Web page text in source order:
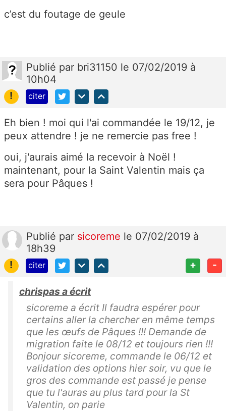
c’est du foutage de geule
Publié par bri31150 le 07/02/2019 à
10h04
!
citer
Eh bien ! moi qui l'ai commandée le 19/12, je
peux attendre ! je ne remercie pas free !
oui, j'aurais aimé la recevoir à Noël !
maintenant, pour la Saint Valentin mais ça
sera pour Pâques !
Publié par sicoreme le 07/02/2019 à
18h39
!
citer + -
chrispas a écrit
sicoreme a écrit Il faudra espérer pour
certains aller la chercher en même temps
que les œufs de Pâques !!! Demande de
migration faite le 08/12 et toujours rien !!!
Bonjour sicoreme, commande le 06/12 et
validation des options hier soir, vu que le
gros des commande est passé je pense
que tu l'auras au plus tard pour la St
Valentin, on parie